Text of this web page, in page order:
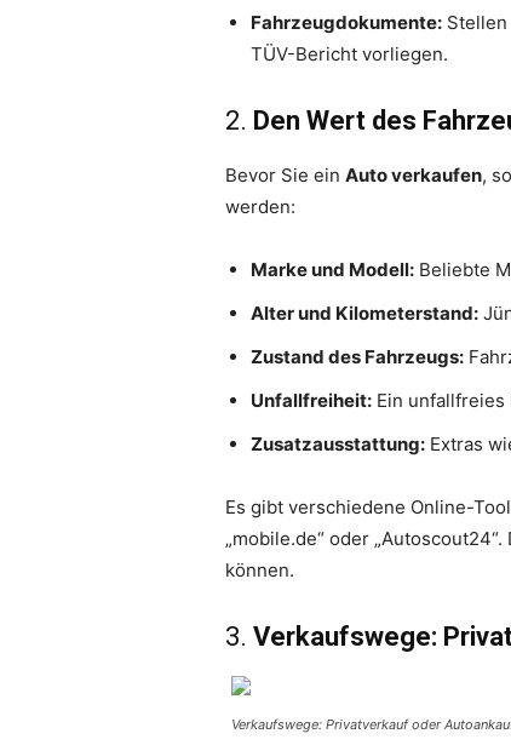
Fahrzeugdokumente:
TÜV-Bericht vorliegen.
2. Den Wert des
Bevor Sie ein Auto verkaufen,
werden:
Marke und Modell: Beliebte
Alter und Kilometerstand:
Zustand des Fahrzeugs:
Unfallfreiheit: Ein
Zusatzausstattung: Extras
Es gibt verschiedene Online-
„mobile.de“ oder
können.
3. Verkaufswege:
Verkaufswege: Privatverkauf oder